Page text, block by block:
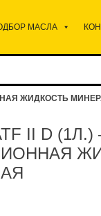
МАСЛА
ЖИДКОСТЬ
II D (1Л.)